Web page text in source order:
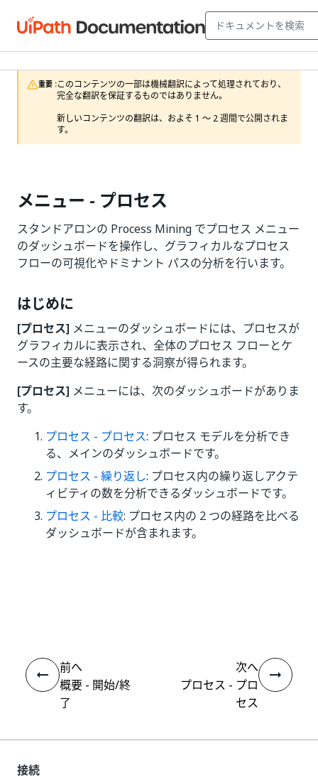
重要 :このコンテンツの一部は機械翻訳によって処理されており、
完全な翻訳を保証するものではありません。
新しいコンテンツの翻訳は、およそ 1 ～ 2 週間で公開されま
す。
メニュー - プロセス
スタンドアロンの Process Mining でプロセス メニュー
のダッシュボードを操作し、グラフィカルなプロセス
フローの可視化やドミナント パスの分析を行います。
はじめに
[プロセス] メニューのダッシュボードには、プロセスが
グラフィカルに表示され、全体のプロセス フローとケ
ースの主要な経路に関する洞察が得られます。
[プロセス] メニューには、次のダッシュボードがありま
す。
プロセス - プロセス: プロセス モデルを分析でき
る、メインのダッシュボードです。
プロセス - 繰り返し: プロセス内の繰り返しアクテ
ィビティの数を分析できるダッシュボードです。
プロセス - 比較: プロセス内の 2 つの経路を比べる
ダッシュボードが含まれます。
前へ
概要 - 開始/終
了
次へ
プロセス - プロ
セス
接続